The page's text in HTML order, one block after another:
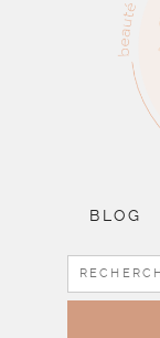
BLOG